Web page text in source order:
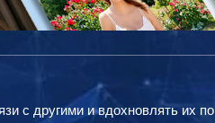
с другими и вдохновлять их по